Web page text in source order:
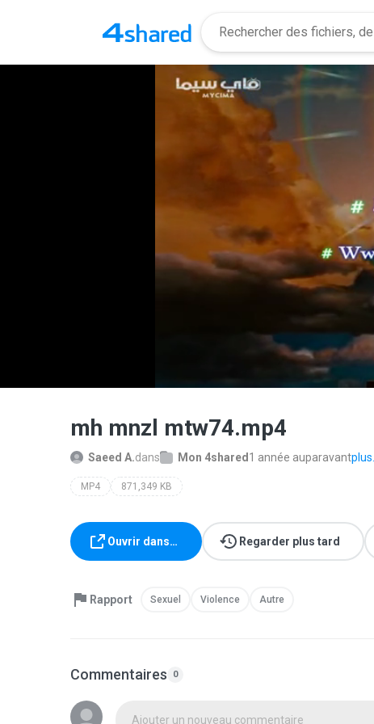
mh mnzl mtw74.mp4
Saeed A.dans Mon 4shared 1 année auparavantplus...
MP4 871,349 KB
Ouvrir dans… Regarder plus tard
Rapport Sexuel Violence Autre
Commentaires 0
Ajouter un nouveau commentaire